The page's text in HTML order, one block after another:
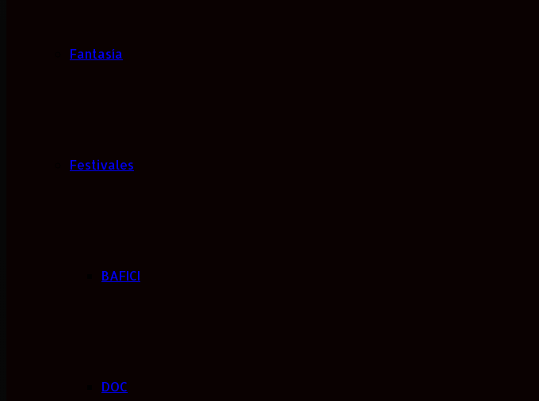
Fantasía
Festivales
BAFICI
DOC